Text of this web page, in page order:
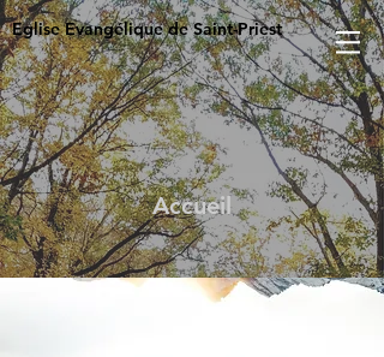
Eglise Evangélique de Saint-Priest
Accueil